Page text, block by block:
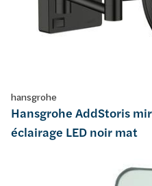
hansgrohe
Hansgrohe AddStoris
éclairage LED noir mat